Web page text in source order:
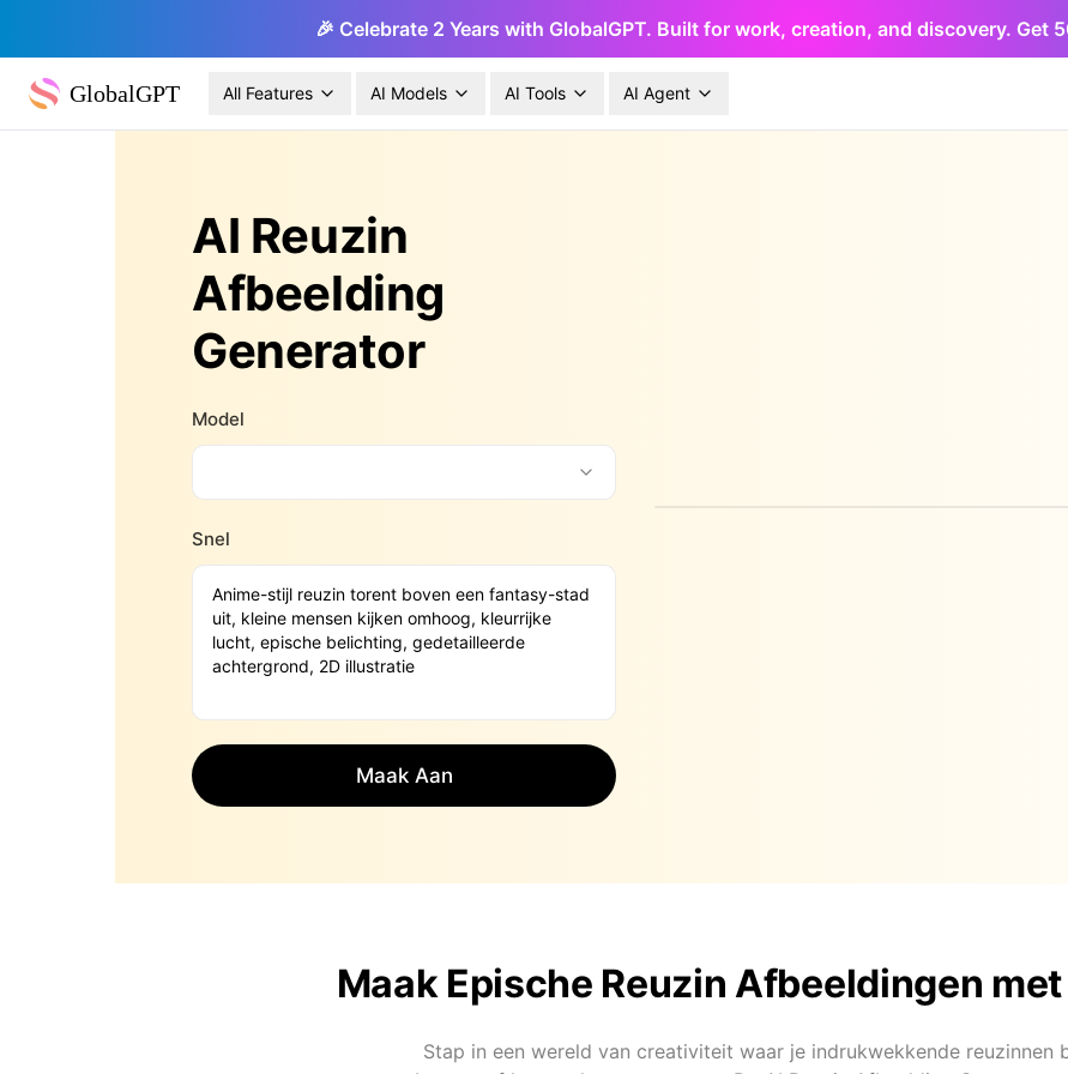
🎉 Celebrate 2 Years with GlobalGPT. Built for work, creation, and discovery. Get
GlobalGPT All Features AI Models AI Tools AI Agent
AI Reuzin
Afbeelding
Generator
Model
Snel
Maak Aan
Maak Epische Reuzin Afbeeldingen met
Stap in een wereld van creativiteit waar je indrukwekkende reuzinnen